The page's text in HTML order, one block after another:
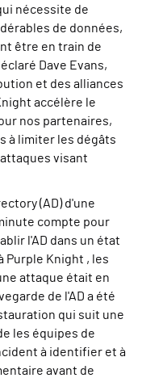
nécessite de
de données,
être en train de
Dave Evans,
et des alliances
accélère le
nos partenaires,
à limiter les dégâts
visant
(AD) d'une
compte pour
l'AD dans un état
Purple Knight , les
attaque était en
de l'AD a été
qui suit une
les équipes de
à identifier et à
avant de